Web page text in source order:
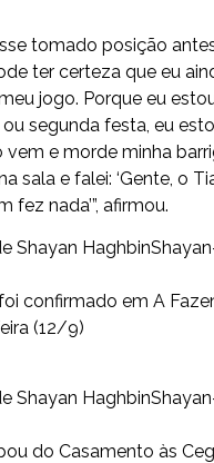
tomado posição
ter certeza que eu
jogo. Porque eu
segunda festa, eu
e morde minha
sala e falei: ‘Gente, o
fez nada’”, afirmou.
confirmado em A
(12/9)
do Casamento às